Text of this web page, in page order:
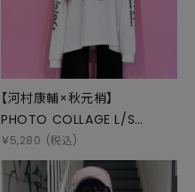
【河村康輔×秋元梢】
PHOTO COLLAGE L/S
TEE(MONO)
￥5,280 (税込)